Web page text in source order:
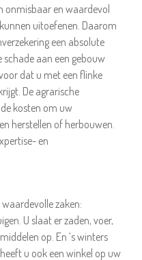
onmisbaar en waardevol
uitoefenen. Daarom
een absolute
schade aan een gebouw
dat u met een flinke
De agrarische
kosten om uw
herstellen of herbouwen.
en
zaken:
U slaat er zaden, voer,
op. En ’s winters
u ook een winkel op uw